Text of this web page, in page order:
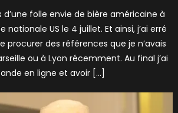
d’une folle envie de bière américaine à
nationale US le 4 juillet. Et ainsi, j’ai erré
procurer des références que je n’avais
ou à Lyon récemment. Au final j’ai
en ligne et avoir […]